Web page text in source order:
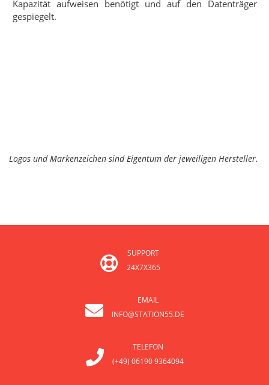
Kapazität aufweisen benötigt und auf den Datenträger
gespiegelt.
Logos und Markenzeichen sind Eigentum der jeweiligen Hersteller.
SUPPORT
24X7X365
EMAIL
INFO@STATION55.DE
TELEFON
(+49) 06190 9364094